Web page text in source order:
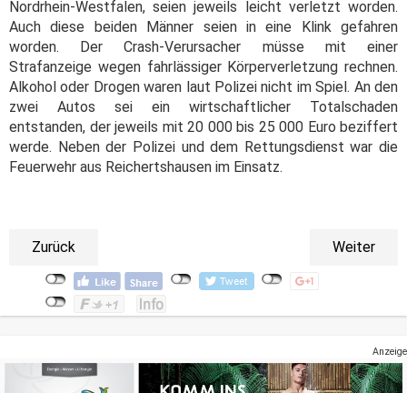
Nordrhein-Westfalen, seien jeweils leicht verletzt worden.
Auch diese beiden Männer seien in eine Klink gefahren
worden. Der Crash-Verursacher müsse mit einer
Strafanzeige wegen fahrlässiger Körperverletzung rechnen.
Alkohol oder Drogen waren laut Polizei nicht im Spiel. An den
zwei Autos sei ein wirtschaftlicher Totalschaden
entstanden, der jeweils mit 20 000 bis 25 000 Euro beziffert
werde. Neben der Polizei und dem Rettungsdienst war die
Feuerwehr aus Reichertshausen im Einsatz.
Zurück Weiter
Anzeige